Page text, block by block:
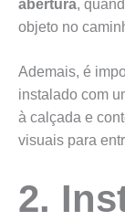
abertura,
objeto no
Ademais, é
instalado com
à calçada e
visuais para
2.